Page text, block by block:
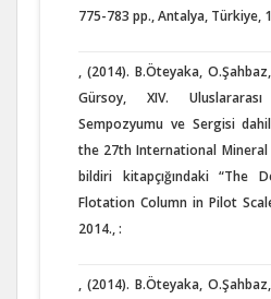
775-783 pp., Antalya, Türkiye,
, (2014). B.Öteyaka,
Gürsoy, XIV.
Sempozyumu ve Sergisi
the 27th International Mineral
bildiri kitapçığındaki “The
Flotation Column in Pilot
2014., :
, (2014). B.Öteyaka,